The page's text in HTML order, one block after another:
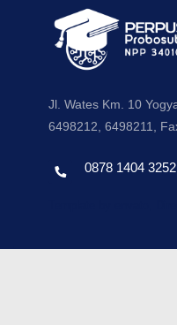
Jl. Wates Km. 10
6498212, 6498211,
0878 1404 3252